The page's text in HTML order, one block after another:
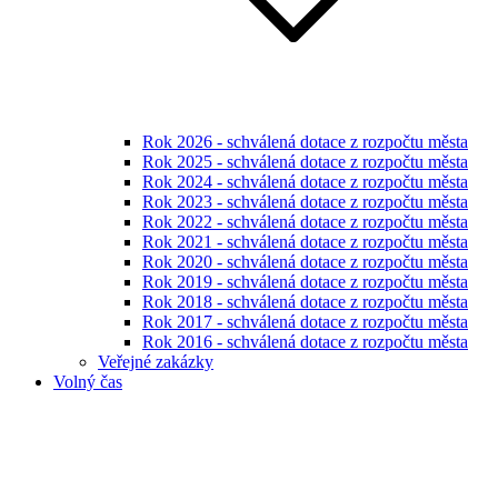
Rok 2026 - schválená dotace z rozpočtu města
Rok 2025 - schválená dotace z rozpočtu města
Rok 2024 - schválená dotace z rozpočtu města
Rok 2023 - schválená dotace z rozpočtu města
Rok 2022 - schválená dotace z rozpočtu města
Rok 2021 - schválená dotace z rozpočtu města
Rok 2020 - schválená dotace z rozpočtu města
Rok 2019 - schválená dotace z rozpočtu města
Rok 2018 - schválená dotace z rozpočtu města
Rok 2017 - schválená dotace z rozpočtu města
Rok 2016 - schválená dotace z rozpočtu města
Veřejné zakázky
Volný čas